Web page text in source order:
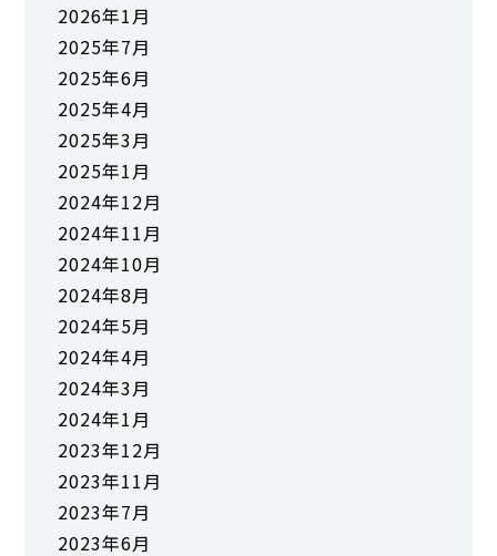
2026年1月
2025年7月
2025年6月
2025年4月
2025年3月
2025年1月
2024年12月
2024年11月
2024年10月
2024年8月
2024年5月
2024年4月
2024年3月
2024年1月
2023年12月
2023年11月
2023年7月
2023年6月